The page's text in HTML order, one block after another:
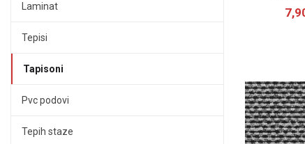
Laminat
Tepisi
Tapisoni
Pvc podovi
Tepih staze